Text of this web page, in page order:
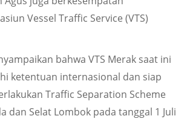
Vessel Traffic Service (VTS)
bahwa VTS Merak saat ini
ketentuan internasional dan siap
Traffic Separation Scheme
dan Selat Lombok pada tanggal 1 Juli